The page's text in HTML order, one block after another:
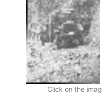
Click on the